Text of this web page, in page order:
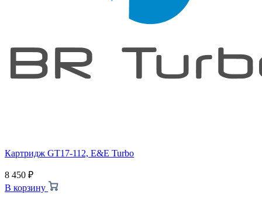
Картридж GT17-112, E&E Turbo
8 450 ₽
В корзину